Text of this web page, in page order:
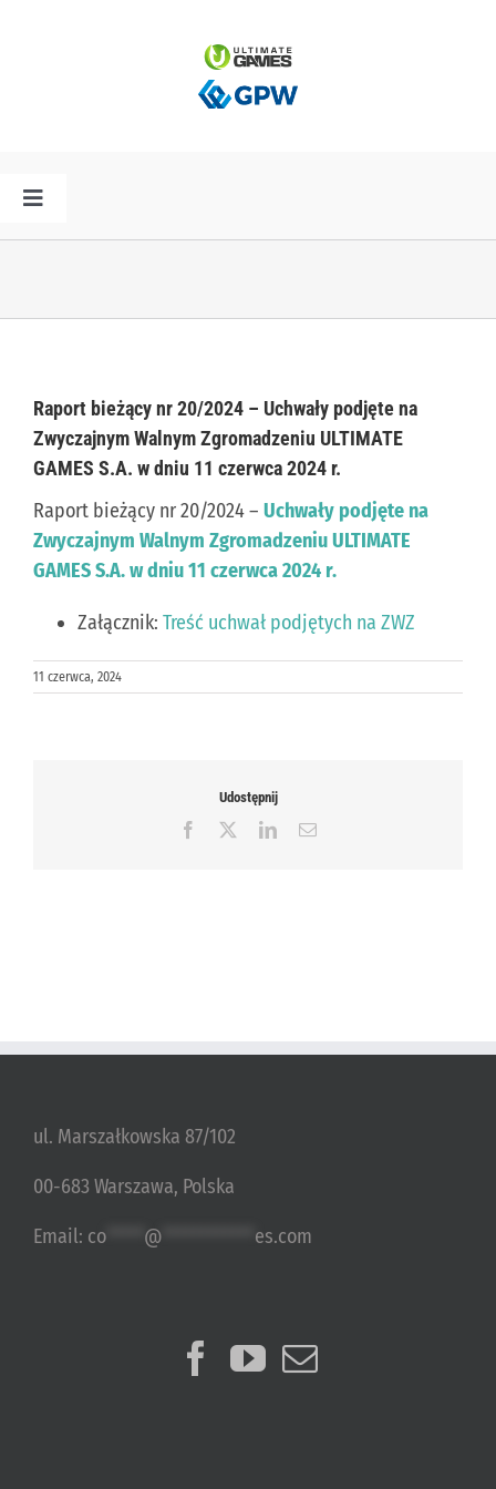
Toggle
Navigation
PLAN PREMIER
SPÓŁKA
KONTAKT
PUBLISHING (EN)
Raport bieżący nr 20/2024 – Uchwały podjęte na
Zwyczajnym Walnym Zgromadzeniu ULTIMATE
GAMES S.A. w dniu 11 czerwca 2024 r.
Raport bieżący nr 20/2024 – Uchwały podjęte na
Zwyczajnym Walnym Zgromadzeniu ULTIMATE
GAMES S.A. w dniu 11 czerwca 2024 r.
Załącznik: Treść uchwał podjętych na ZWZ
11 czerwca, 2024
Udostępnij
Facebook LinkedInEmail
ul. Marszałkowska 87/102
00-683 Warszawa, Polska
Email: co @ es.com